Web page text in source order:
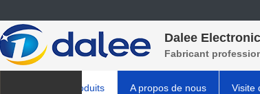
Dalee
Fabricant
Produits A propos de nous Visite